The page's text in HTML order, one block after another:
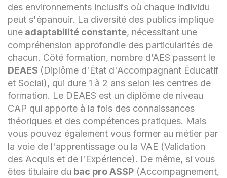
des environnements inclusifs où chaque individu
peut s'épanouir. La diversité des publics implique
une adaptabilité constante, nécessitant une
compréhension approfondie des particularités de
chacun. Côté formation, nombre d’AES passent le
DEAES (Diplôme d'État d'Accompagnant Éducatif
et Social), qui dure 1 à 2 ans selon les centres de
formation. Le DEAES est un diplôme de niveau
CAP qui apporte à la fois des connaissances
théoriques et des compétences pratiques. Mais
vous pouvez également vous former au métier par
la voie de l'apprentissage ou la VAE (Validation
des Acquis et de l'Expérience). De même, si vous
êtes titulaire du bac pro ASSP (Accompagnement,